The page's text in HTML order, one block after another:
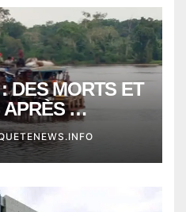
DES MORTS ET
APRÈS
BALEINIERE
DE